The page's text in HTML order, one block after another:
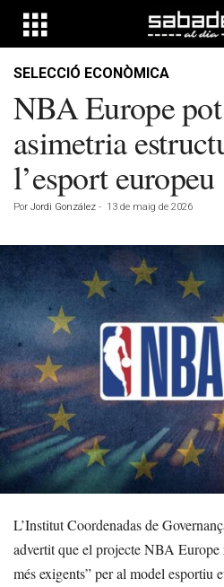
SELECCIÓ ECONÒMICA
NBA Europe
asimetria
l’esport europeu
Por Jordi González - 13 de maig de 2026
L’Institut Coordenadas de
advertit que el projecte NBA Europe
més exigents” per al model esportiu